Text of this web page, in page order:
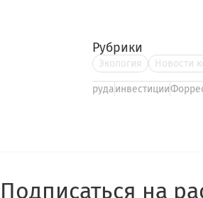
Рубрики
Экология Новости
рудаинвестиции
Подписаться на